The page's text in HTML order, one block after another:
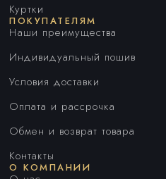
Куртки
ПОКУПАТЕЛЯМ
Наши преимущества
Индивидуальный пошив
Условия доставки
Оплата и рассрочка
Обмен и возврат товара
Контакты
О КОМПАНИИ